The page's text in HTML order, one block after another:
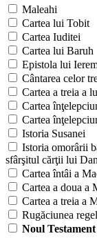
Maleahi
Cartea lui Tobit
Cartea Iuditei
Cartea lui Baruh
Epistola lui
Cântarea celor
Cartea a treia a
Cartea
Cartea
Istoria Susanei
Istoria omorârii
sfârşitul cărţii lui
Cartea întâi a
Cartea a doua a
Cartea a treia a
Rugăciunea
Noul Testament